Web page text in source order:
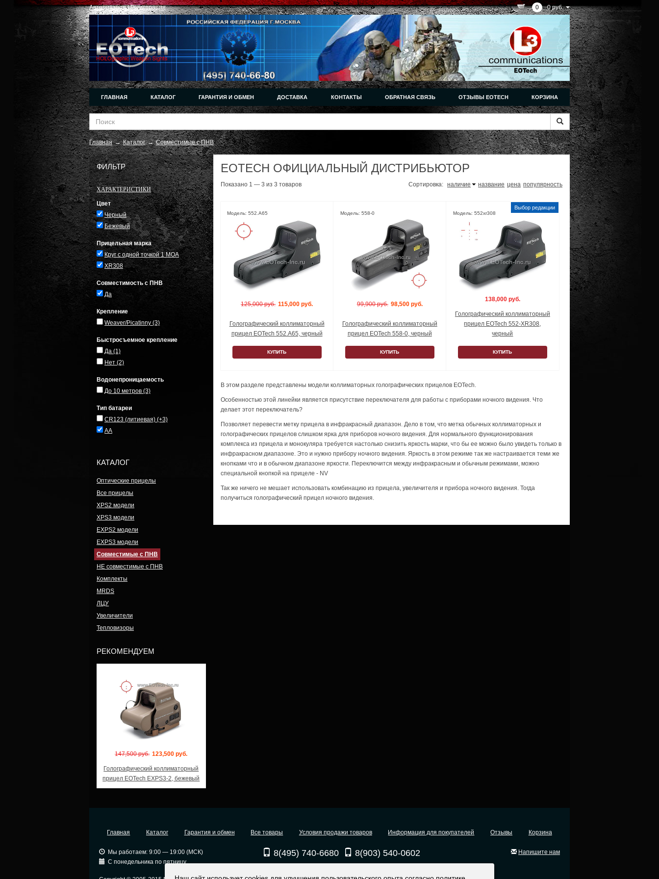
Авторизация|Регистрация 0 0 руб.
ГЛАВНАЯ КАТАЛОГ ГАРАНТИЯ И ОБМЕН ДОСТАВКА КОНТАКТЫ ОБРАТНАЯ СВЯЗЬ ОТЗЫВЫ EOTECH КОРЗИНА
Главная → Каталог → Совместимые с ПНВ
ФИЛЬТР
ХАРАКТЕРИСТИКИ
Цвет
Черный
Бежевый
Прицельная марка
Круг с одной точкой 1 MOA
XR308
Совместимость с ПНВ
Да
Крепление
Weaver/Picatinny (3)
Быстросъемное крепление
Да (1)
Нет (2)
Водонепроницаемость
До 10 метров (3)
Тип батареи
CR123 (литиевая) (+3)
AA
КАТАЛОГ
Оптические прицелы
Все прицелы
XPS2 модели
XPS3 модели
EXPS2 модели
EXPS3 модели
Совместимые с ПНВ
НЕ совместимые с ПНВ
Комплекты
MRDS
ЛЦУ
Увеличители
Тепловизоры
РЕКОМЕНДУЕМ
147,500 руб. 123,500 руб.
Голографический коллиматорный
прицел EOTech EXPS3-2, бежевый
EOTECH ОФИЦИАЛЬНЫЙ ДИСТРИБЬЮТОР
Показано 1 — 3 из 3 товаров Сортировка: наличие название цена популярность
Модель: 552.A65
125,000 руб. 115,000 руб.
Голографический коллиматорный
прицел EOTech 552.A65, черный
КУПИТЬ
Модель: 558-0
99,900 руб. 98,500 руб.
Голографический коллиматорный
прицел EOTech 558-0, черный
КУПИТЬ
Модель: 552xr308
138,000 руб.
Голографический коллиматорный
прицел EOTech 552-XR308,
черный
КУПИТЬ
В этом разделе представлены модели коллиматорных голографических прицелов EOTech.
Особенностью этой линейки является присутствие переключателя для работы с приборами ночного видения. Что
делает этот переключатель?
Позволяет перевести метку прицела в инфракрасный диапазон. Дело в том, что метка обычных коллиматорных и
голографических прицелов слишком ярка для приборов ночного видения. Для нормального функционирования
комплекса из прицела и монокуляра требуется настолько снизить яркость марки, что бы ее можно было увидеть только в
инфракрасном диапазоне. Это и нужно прибору ночного видения. Яркость в этом режиме так же настраивается теми же
кнопками что и в обычном диапазоне яркости. Переключится между инфракрасным и обычным режимами, можно
специальной кнопкой на прицеле - NV
Так же ничего не мешает использовать комбинацию из прицела, увеличителя и прибора ночного видения. Тогда
получиться голографический прицел ночного видения.
Главная Каталог Гарантия и обмен Все товары Условия продажи товаров Информация для покупателей Отзывы Корзина
Мы работаем: 9:00 — 19:00 (МСК)
С понедельника по пятницу
8(495) 740-6680 8(903) 540-0602 Напишите нам